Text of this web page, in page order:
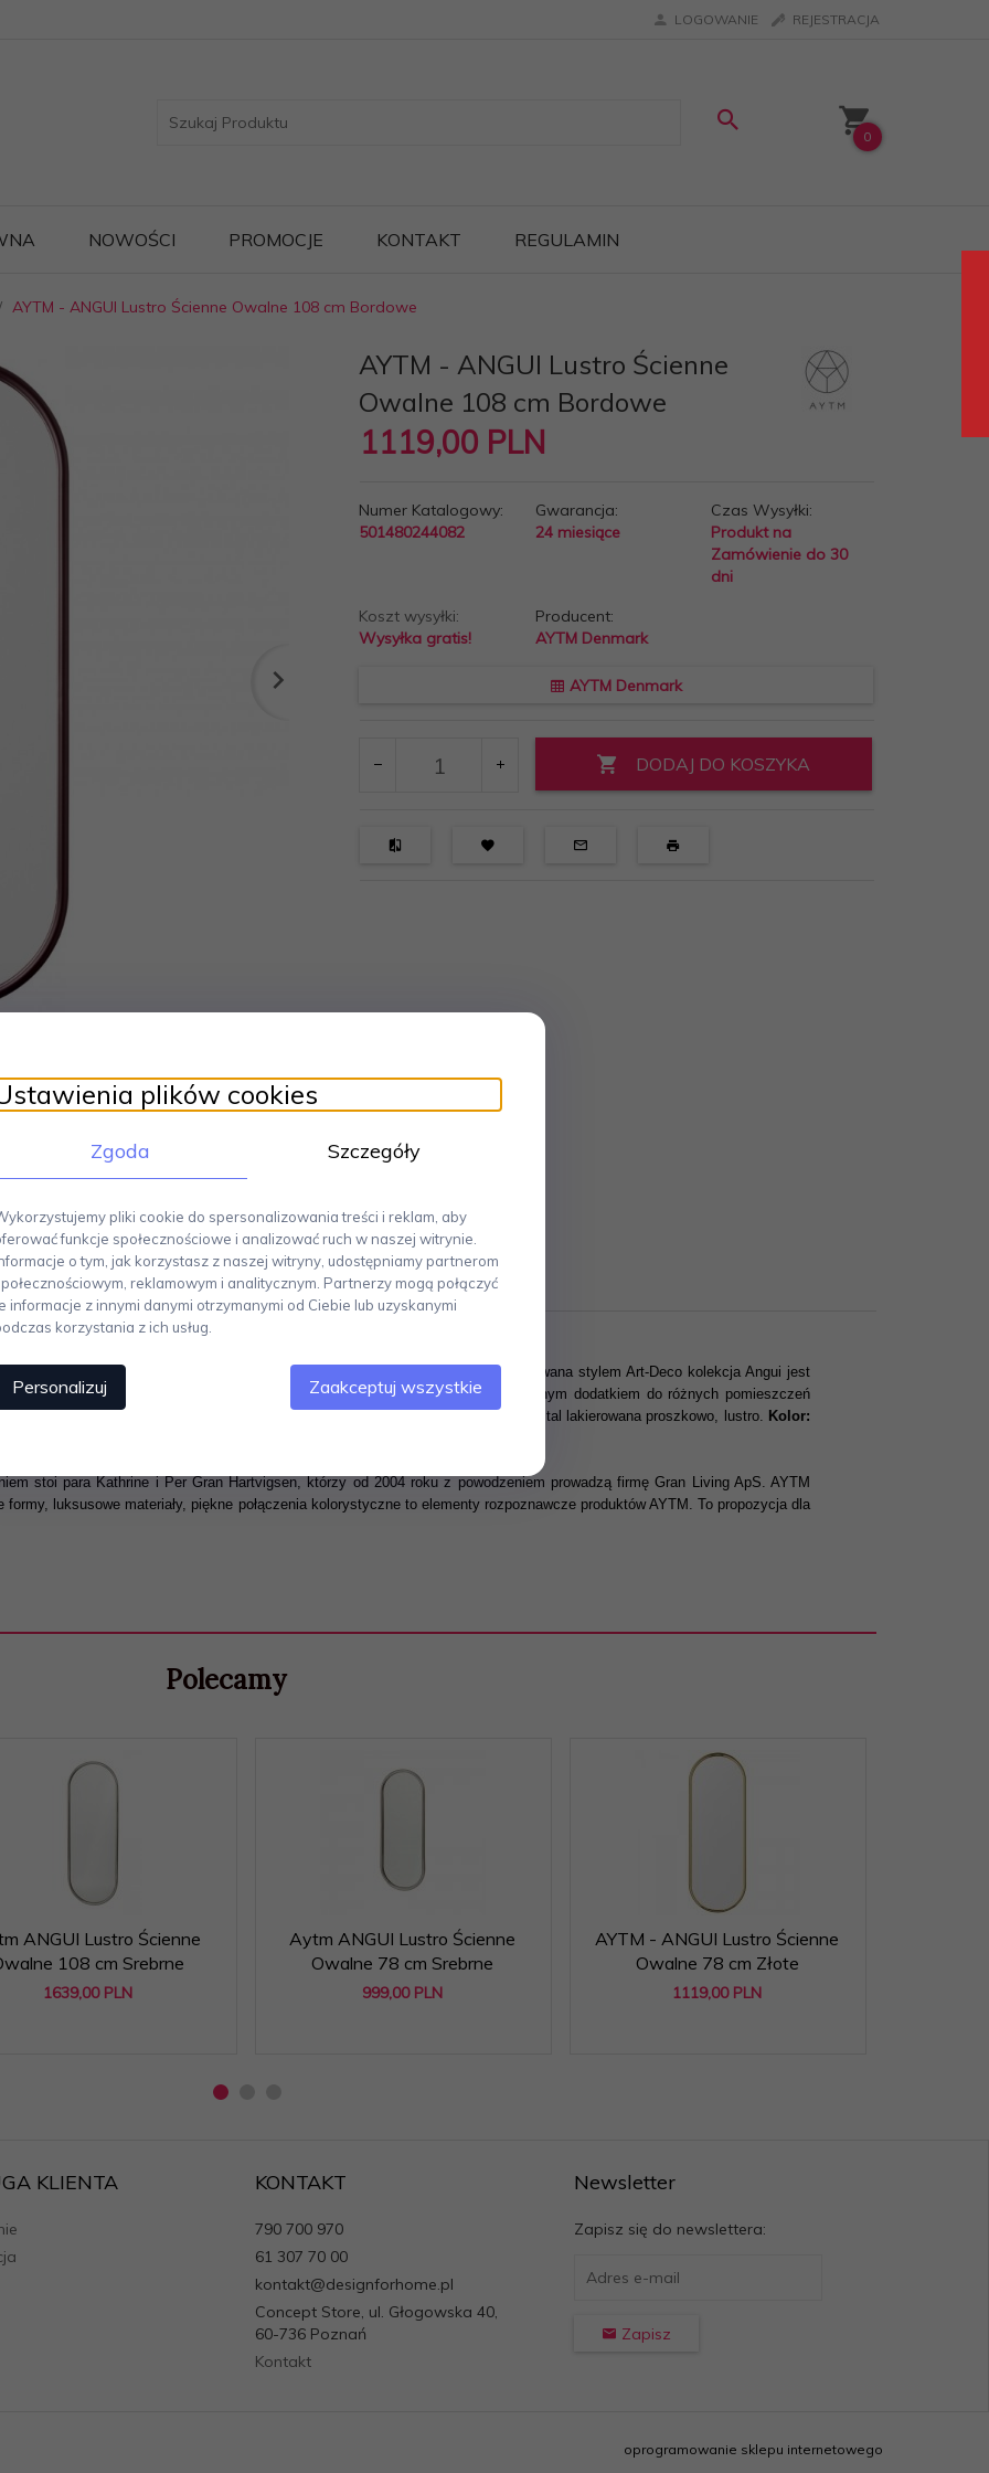
LOGOWANIE REJESTRACJA
0
NOWOŚCI PROMOCJE KONTAKT REGULAMIN
AYTM - ANGUI Lustro Ścienne Owalne 108 cm Bordowe
AYTM - ANGUI Lustro Ścienne
Owalne 108 cm Bordowe
1119,00 PLN
Numer Katalogowy:
501480244082
Gwarancja:
24 miesiące
Czas Wysyłki:
Produkt na
Zamówienie do 30
dni
Koszt wysyłki:
Wysyłka gratis!
Producent:
AYTM Denmark
AYTM Denmark
DODAJ DO KOSZYKA
AYTM będzie pięknym i niezwykle stylowym akcentem we wnętrzu.
Inspirowana stylem Art-Deco kolekcja Angui jest
łagodnym łukom i czystej, minimalistycznej sylwetce, lustro Angui jest idealnym dodatkiem do różnych pomieszczeń
z rurek stalowych. Wymiary: szerokość 39 cm, wysokość 108 cm. Wykonanie: stal lakierowana proszkowo, lustro. Kolor:
stoi para Kathrine i Per Gran Hartvigsen, którzy od 2004 roku z powodzeniem prowadzą firmę Gran Living ApS. AYTM
luksusowe materiały, piękne połączenia kolorystyczne to elementy rozpoznawcze produktów AYTM. To propozycja dla
Polecamy
ANGUI Lustro Ścienne
108 cm Srebrne
1639,00 PLN
Aytm ANGUI Lustro Ścienne
Owalne 78 cm Srebrne
999,00 PLN
AYTM - ANGUI Lustro Ścienne
Owalne 78 cm Złote
1119,00 PLN
KLIENTA KONTAKT
790 700 970
61 307 70 00
kontakt@designforhome.pl
Concept Store, ul. Głogowska 40,
60-736 Poznań
Kontakt
Newsletter
Zapisz się do newslettera:
Zapisz
oprogramowanie sklepu internetowego
plików cookies
Zgoda Szczegóły
pliki cookie do spersonalizowania treści i reklam, aby
funkcje społecznościowe i analizować ruch w naszej witrynie.
o tym, jak korzystasz z naszej witryny, udostępniamy partnerom
reklamowym i analitycznym. Partnerzy mogą połączyć
informacje z innymi danymi otrzymanymi od Ciebie lub uzyskanymi
korzystania z ich usług.
Personalizuj Zaakceptuj wszystkie